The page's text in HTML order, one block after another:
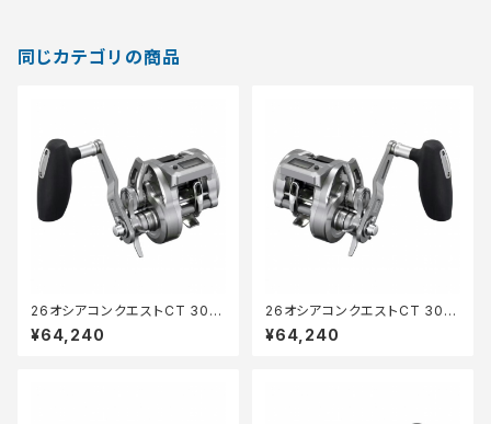
同じカテゴリの商品
26オシアコンクエストCT 300
XG
¥64,240
26オシアコンクエストCT 301X
G
¥64,240